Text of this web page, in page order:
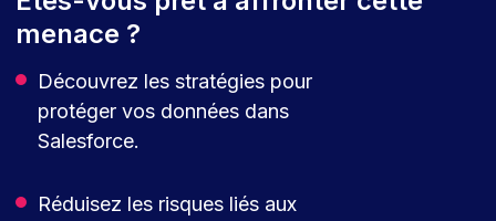
menace ?
Découvrez les stratégies pour
protéger vos données dans
Salesforce.
Réduisez les risques liés aux